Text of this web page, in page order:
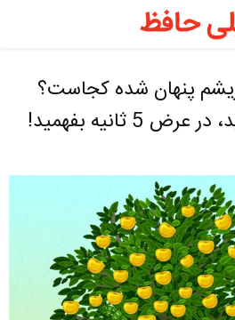
پنهان شده کجاست؟
ثانیه بفهمید!